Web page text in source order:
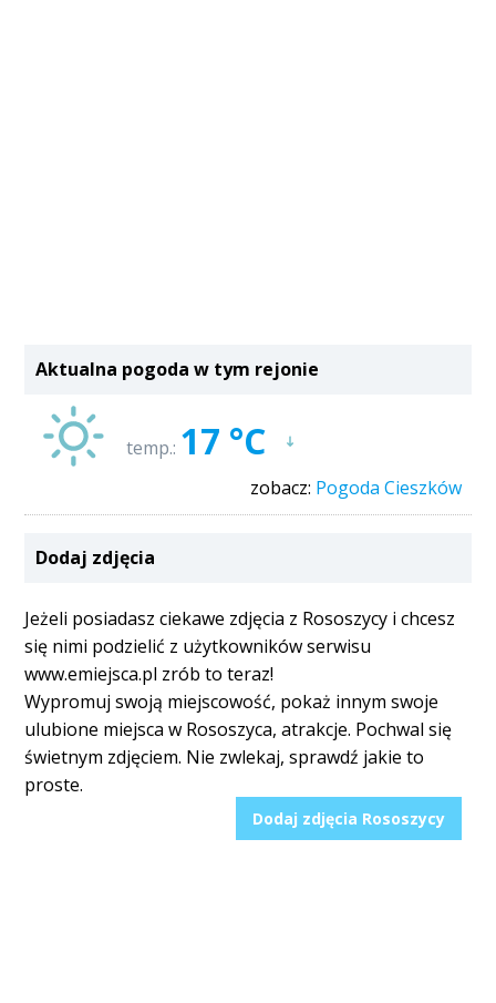
Aktualna pogoda w tym rejonie
temp.: 17 °C
zobacz: Pogoda Cieszków
Dodaj zdjęcia
Jeżeli posiadasz ciekawe zdjęcia z Rososzycy i chcesz
się nimi podzielić z użytkowników serwisu
www.emiejsca.pl zrób to teraz!
Wypromuj swoją miejscowość, pokaż innym swoje
ulubione miejsca w Rososzyca, atrakcje. Pochwal się
świetnym zdjęciem. Nie zwlekaj, sprawdź jakie to
proste.
Dodaj zdjęcia Rososzycy